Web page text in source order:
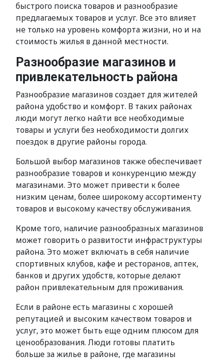
быстрого поиска товаров и разнообразие
предлагаемых товаров и услуг. Все это влияет
не только на уровень комфорта жизни, но и на
стоимость жилья в данной местности.
Разнообразие магазинов и
привлекательность района
Разнообразие магазинов создает для жителей
района удобство и комфорт. В таких районах
люди могут легко найти все необходимые
товары и услуги без необходимости долгих
поездок в другие районы города.
Большой выбор магазинов также обеспечивает
разнообразие товаров и конкуренцию между
магазинами. Это может привести к более
низким ценам, более широкому ассортименту
товаров и высокому качеству обслуживания.
Кроме того, наличие разнообразных магазинов
может говорить о развитости инфраструктуры
района. Это может включать в себя наличие
спортивных клубов, кафе и ресторанов, аптек,
банков и других удобств, которые делают
район привлекательным для проживания.
Если в районе есть магазины с хорошей
репутацией и высоким качеством товаров и
услуг, это может быть еще одним плюсом для
ценообразования. Люди готовы платить
больше за жилье в районе, где магазины